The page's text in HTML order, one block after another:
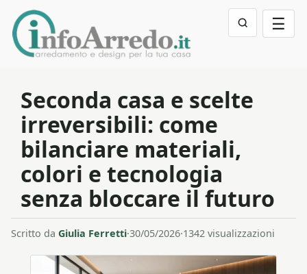
☰
Seconda casa e scelte
irreversibili: come
bilanciare materiali,
colori e tecnologia
senza bloccare il futuro
Scritto da Giulia Ferretti·30/05/2026·1342 visualizzazioni